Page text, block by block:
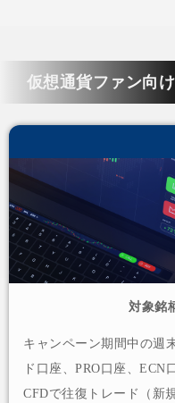
仮想通貨ファン向
対象銘
キャンペーン期間中の週
ド口座、PRO口座、
CFDで往復トレード（新